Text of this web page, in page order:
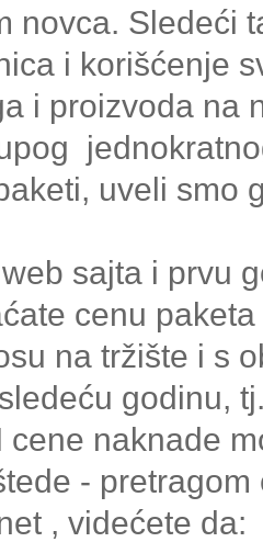
novca. Sledeći
i korišćenje
i proizvoda na
uveli smo
sajta i prvu
cenu
na tržište i s
godinu,
cene naknade
-
, videćete da: